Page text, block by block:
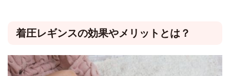
着圧レギンスの効果やメリットとは？